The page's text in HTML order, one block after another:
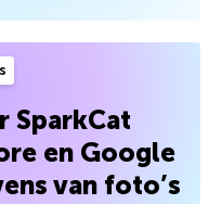
SparkCat
en Google
van foto’s